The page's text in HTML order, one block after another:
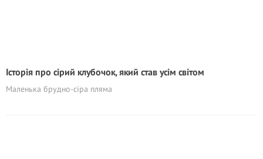
Історія про сірий клубочок, який став усім світом
Маленька брудно-сіра пляма